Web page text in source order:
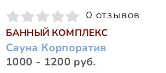
0 отзывов
БАННЫЙ КОМПЛЕКС
Сауна Корпоратив
1000 - 1200 руб.